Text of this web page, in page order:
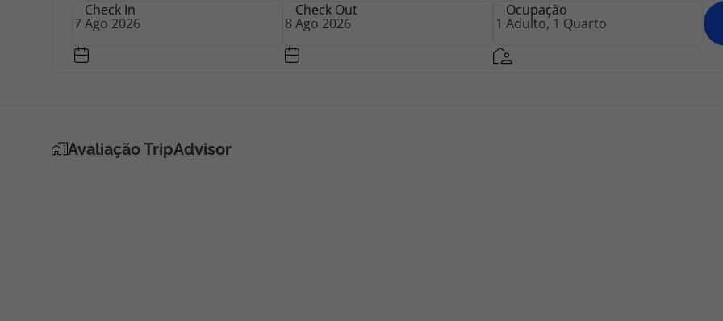
Check In Check Out Ocupação
Avaliação TripAdvisor